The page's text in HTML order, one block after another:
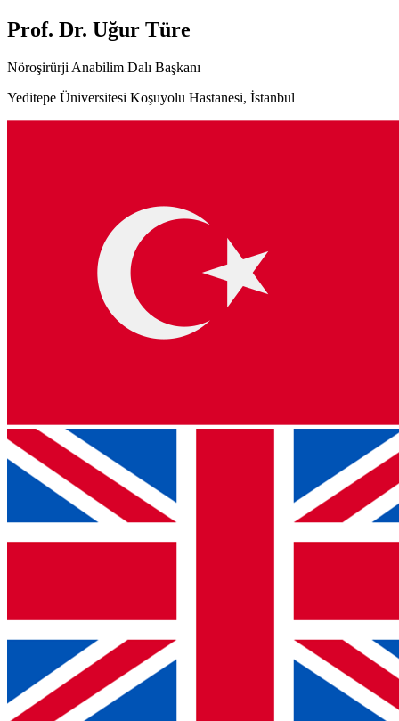
Prof. Dr. Uğur Türe
Nöroşirürji Anabilim Dalı Başkanı
Yeditepe Üniversitesi Koşuyolu Hastanesi, İstanbul